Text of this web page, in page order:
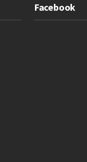
Facebook